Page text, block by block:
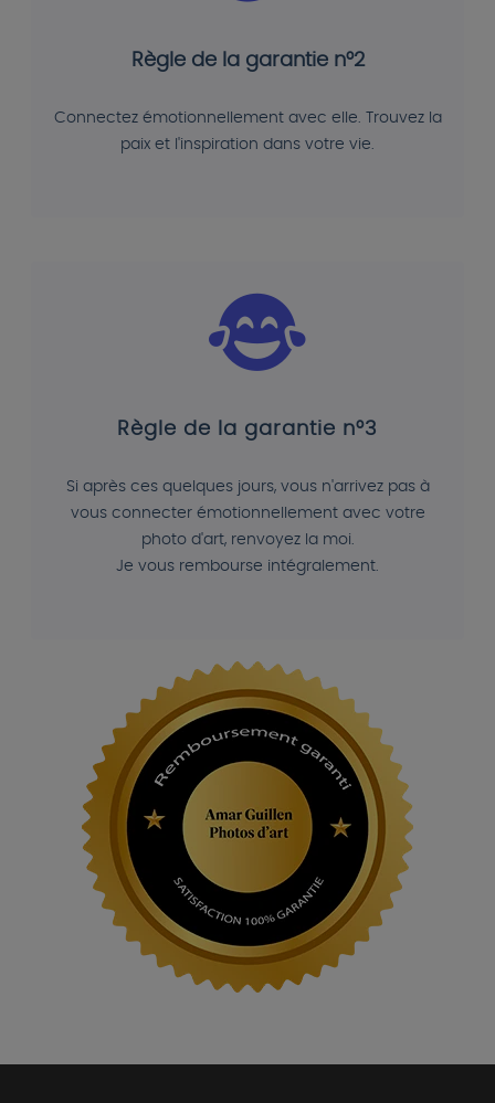
Règle de la garantie n°2
Connectez émotionnellement avec elle. Trouvez la
paix et l'inspiration dans votre vie.
Règle de la garantie n°3
Si après ces quelques jours, vous n'arrivez pas à
vous connecter émotionnellement avec votre
photo d'art, renvoyez la moi.
Je vous rembourse intégralement.